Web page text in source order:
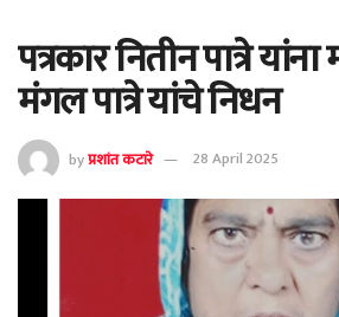
पत्रकार नितीन पात्रे
मंगल पात्रे यांचे निधन
byप्रशांत कटारे 28 April 2025